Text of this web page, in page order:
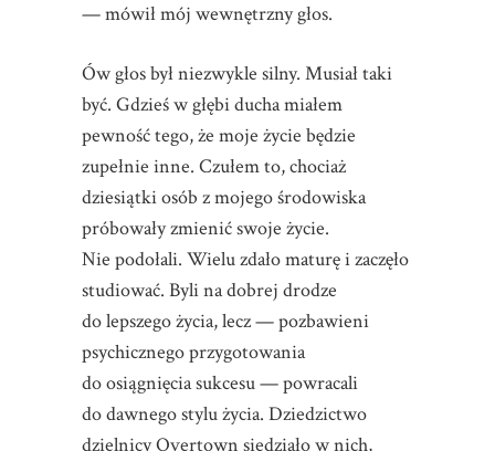
— mówił mój wewnętrzny głos.
Ów głos był niezwykle silny. Musiał taki
być. Gdzieś w głębi ducha miałem
pewność tego, że moje życie będzie
zupełnie inne. Czułem to, chociaż
dziesiątki osób z mojego środowiska
próbowały zmienić swoje życie.
Nie podołali. Wielu zdało maturę i zaczęło
studiować. Byli na dobrej drodze
do lepszego życia, lecz — pozbawieni
psychicznego przygotowania
do osiągnięcia sukcesu — powracali
do dawnego stylu życia. Dziedzictwo
dzielnicy Overtown siedziało w nich,